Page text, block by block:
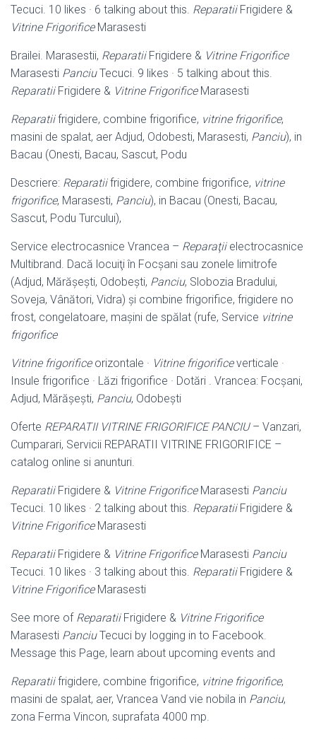
Tecuci. 10 likes · 6 talking about this. ReparatiiFrigidere &
Vitrine FrigorificeMarasesti
Brailei. Marasestii, ReparatiiFrigidere & Vitrine Frigorifice
Marasesti PanciuTecuci. 9 likes · 5 talking about this.
ReparatiiFrigidere & Vitrine FrigorificeMarasesti
Reparatiifrigidere, combine frigorifice, vitrine frigorifice,
masini de spalat, aer Adjud, Odobesti, Marasesti, Panciu), in
Bacau (Onesti, Bacau, Sascut, Podu
Descriere: Reparatiifrigidere, combine frigorifice, vitrine
frigorifice, Marasesti, Panciu), in Bacau (Onesti, Bacau,
Sascut, Podu Turcului),
Service electrocasnice Vrancea – Reparaţiielectrocasnice
Multibrand. Dacă locuiţi în Focşani sau zonele limitrofe
(Adjud, Mărăşeşti, Odobeşti, Panciu, Slobozia Bradului,
Soveja, Vânători, Vidra) şi combine frigorifice, frigidere no
frost, congelatoare, maşini de spălat (rufe, Service vitrine
frigorifice
Vitrine frigorificeorizontale · Vitrine frigorificeverticale ·
Insule frigorifice · Lăzi frigorifice · Dotări . Vrancea: Focșani,
Adjud, Mărășești, Panciu, Odobești
Oferte REPARATII VITRINE FRIGORIFICE PANCIU– Vanzari,
Cumparari, Servicii REPARATII VITRINE FRIGORIFICE –
catalog online si anunturi.
ReparatiiFrigidere & Vitrine FrigorificeMarasesti Panciu
Tecuci. 10 likes · 2 talking about this. ReparatiiFrigidere &
Vitrine FrigorificeMarasesti
ReparatiiFrigidere & Vitrine FrigorificeMarasesti Panciu
Tecuci. 10 likes · 3 talking about this. ReparatiiFrigidere &
Vitrine FrigorificeMarasesti
See more of ReparatiiFrigidere & Vitrine Frigorifice
Marasesti PanciuTecuci by logging in to Facebook.
Message this Page, learn about upcoming events and
Reparatiifrigidere, combine frigorifice, vitrine frigorifice,
masini de spalat, aer, Vrancea Vand vie nobila in Panciu,
zona Ferma Vincon, suprafata 4000 mp.